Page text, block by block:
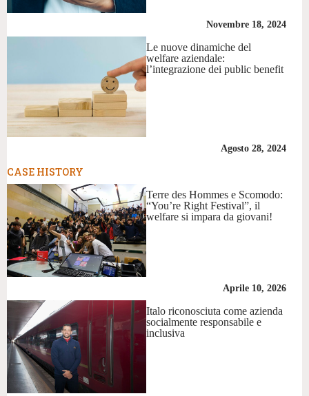
Novembre 18, 2024
Le nuove dinamiche del
welfare aziendale:
l’integrazione dei public benefit
Agosto 28, 2024
CASE HISTORY
Terre des Hommes e Scomodo:
“You’re Right Festival”, il
welfare si impara da giovani!
Aprile 10, 2026
Italo riconosciuta come azienda
socialmente responsabile e
inclusiva